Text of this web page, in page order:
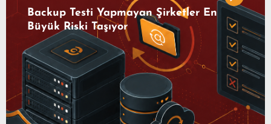
Backup Testi Yapmayan Şirketler En
Büyük Riski Taşıyor